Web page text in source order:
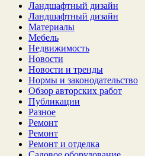
Ландшафтный дизайн
Ландшафтный дизайн
Материалы
Мебель
Недвижимость
Новости
Новости и тренды
Нормы и законодательство
Обзор авторских работ
Публикации
Разное
Ремонт
Ремонт
Ремонт и отделка